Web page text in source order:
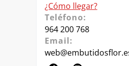
¿Cómo llegar?
Teléfono:
964 200 768
Email: